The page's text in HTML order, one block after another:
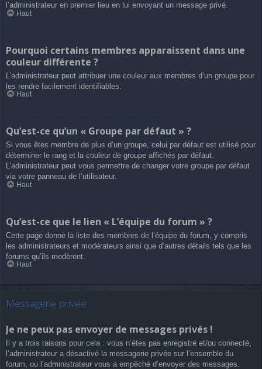
l’administrateur en premier lieu en lui envoyant un message privé.
Haut
Pourquoi certains membres apparaissent dans une
couleur différente ?
L’administrateur peut attribuer une couleur aux membres d’un groupe pour
les rendre facilement identifiables.
Haut
Qu’est-ce qu’un « Groupe par défaut » ?
Si vous êtes membre de plus d’un groupe, celui par défaut est utilisé pour
déterminer le rang et la couleur de groupe affichés par défaut.
L’administrateur peut vous permettre de changer votre groupe par défaut
via votre panneau de l’utilisateur.
Haut
Qu’est-ce que le lien « L’équipe du forum » ?
Cette page donne la liste des membres de l’équipe du forum, y compris
les administrateurs et modérateurs ainsi que d’autres détails tels que les
forums qu’ils modèrent.
Haut
Messagerie privée
Je ne peux pas envoyer de messages privés !
Il y a trois raisons pour cela : vous n’êtes pas enregistré et/ou connecté,
l’administrateur a désactivé la messagerie privée sur l’ensemble du
forum, ou l’administrateur vous a empêché d’envoyer des messages.